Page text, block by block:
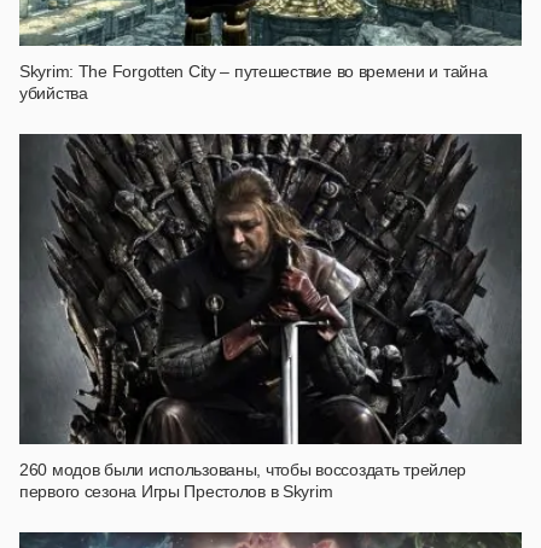
Skyrim: The Forgotten City – путешествие во времени и тайна
убийства
260 модов были использованы, чтобы воссоздать трейлер
первого сезона Игры Престолов в Skyrim